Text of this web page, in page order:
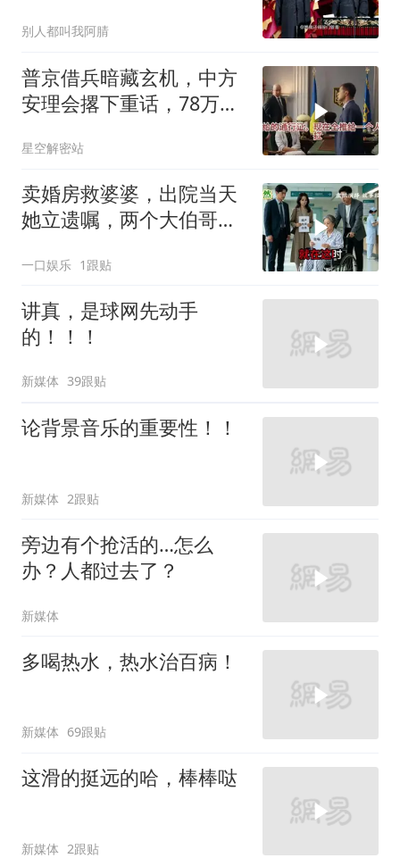
别人都叫我阿腈
普京借兵暗藏玄机，中方
安理会撂下重话，78万件
星空解密站
卖婚房救婆婆，出院当天
她立遗嘱，两个大伯哥傻
一口娱乐 1跟贴
讲真，是球网先动手
的！！！
新媒体 39跟贴
论背景音乐的重要性！！
新媒体 2跟贴
旁边有个抢活的…怎么
办？人都过去了？
新媒体
多喝热水，热水治百病！
新媒体 69跟贴
这滑的挺远的哈，棒棒哒
新媒体 2跟贴